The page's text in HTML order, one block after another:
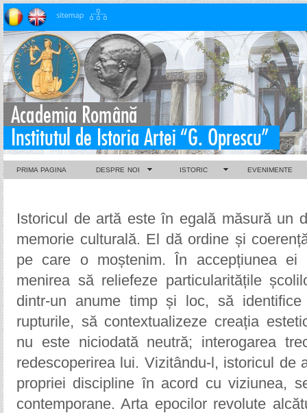
PRIMA PAGINA DESPRE NOI ISTORIC EVENIMENTE
Istoricul de artă este în egală măsură un
memorie culturală. El dă ordine și
pe care o moștenim. În accepțiunea ei
menirea să reliefeze particularitățile
dintr-un anume timp și loc, să
rupturile, să contextualizeze creația
nu este niciodată neutră; interogarea
redescoperirea lui. Vizitându-l, istoricul de
propriei discipline în acord cu viziunea,
contemporane. Arta epocilor revolute